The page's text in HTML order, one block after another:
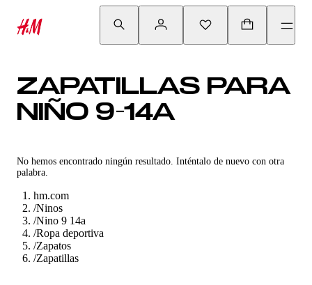
ZAPATILLAS PARA
NIÑO 9-14A
No hemos encontrado ningún resultado. Inténtalo de nuevo con otra
palabra.
hm.com
/Ninos
/Nino 9 14a
/Ropa deportiva
/Zapatos
/Zapatillas